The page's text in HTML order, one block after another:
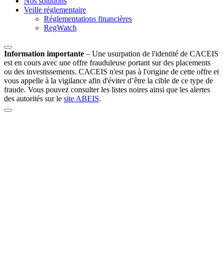
Veille réglementaire
Réglementations financières
RegWatch
Information importante – Une usurpation de l'identité de CACEIS
est en cours avec une offre frauduleuse portant sur des placements
ou des investissements. CACEIS n'est pas à l'origine de cette offre et
vous appelle à la vigilance afin d'éviter d’être la cible de ce type de
fraude. Vous pouvez consulter les listes noires ainsi que les alertes
des autorités sur le site ABEIS.